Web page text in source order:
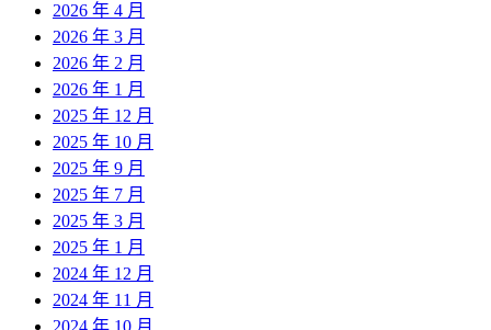
2026 年 4 月
2026 年 3 月
2026 年 2 月
2026 年 1 月
2025 年 12 月
2025 年 10 月
2025 年 9 月
2025 年 7 月
2025 年 3 月
2025 年 1 月
2024 年 12 月
2024 年 11 月